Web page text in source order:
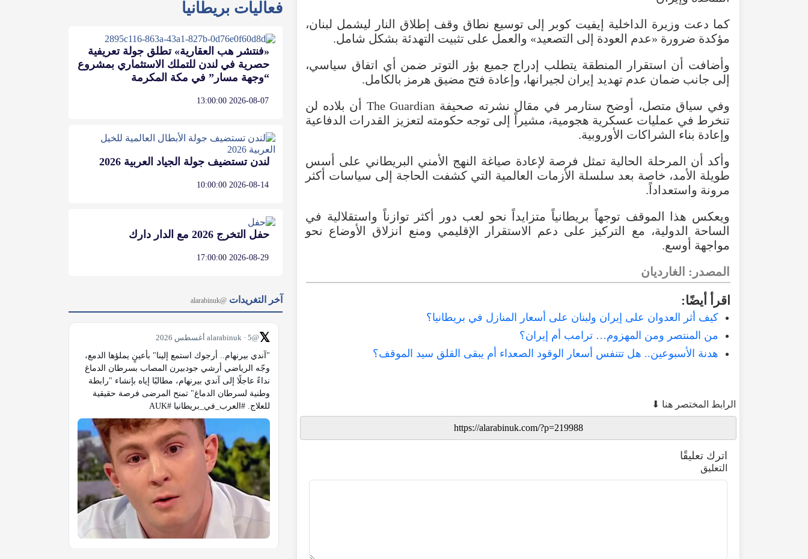
كما دعت وزيرة الداخلية إيفيت كوبر إلى توسيع نطاق وقف إطلاق النار ليشمل لبنان،
مؤكدة ضرورة «عدم العودة إلى التصعيد» والعمل على تثبيت التهدئة بشكل شامل.
وأضافت أن استقرار المنطقة يتطلب إدراج جميع بؤر التوتر ضمن أي اتفاق سياسي،
إلى جانب ضمان عدم تهديد إيران لجيرانها، وإعادة فتح مضيق هرمز بالكامل.
وفي سياق متصل، أوضح ستارمر في مقال نشرته صحيفة The Guardian أن بلاده لن
تنخرط في عمليات عسكرية هجومية، مشيراً إلى توجه حكومته لتعزيز القدرات الدفاعية
وإعادة بناء الشراكات الأوروبية.
وأكد أن المرحلة الحالية تمثل فرصة لإعادة صياغة النهج الأمني البريطاني على أسس
طويلة الأمد، خاصة بعد سلسلة الأزمات العالمية التي كشفت الحاجة إلى سياسات أكثر
مرونة واستعداداً.
ويعكس هذا الموقف توجهاً بريطانياً متزايداً نحو لعب دور أكثر توازناً واستقلالية في
الساحة الدولية، مع التركيز على دعم الاستقرار الإقليمي ومنع انزلاق الأوضاع نحو
مواجهة أوسع.
المصدر: الغارديان
اقرأ أيضًا:
كيف أثر العدوان على إيران ولبنان على أسعار المنازل في بريطانيا؟
من المنتصر ومن المهزوم… ترامب أم إيران؟
هدنة الأسبوعين.. هل تتنفس أسعار الوقود الصعداء أم يبقى القلق سيد الموقف؟
الرابط المختصر هنا ⬇
اترك تعليقًا
التعليق
فعاليات بريطانيا
«فنتشر هب العقارية» تطلق جولة تعريفية
حصرية في لندن للتملك الاستثماري بمشروع
“وجهة مسار” في مكة المكرمة
2026-08-07 13:00:00
لندن تستضيف جولة الجياد العربية 2026
2026-08-14 10:00:00
حفل التخرج 2026 مع الدار دارك
2026-08-29 17:00:00
آخر التغريدات @alarabinuk
𝕏@alarabinuk · 5 أغسطس 2026
للعلاج. #العرب_في_بريطانيا #AUK